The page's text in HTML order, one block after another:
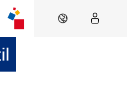
DE